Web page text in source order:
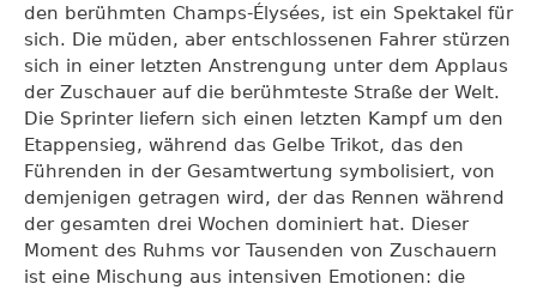
den berühmten Champs-Élysées, ist ein Spektakel für
sich. Die müden, aber entschlossenen Fahrer stürzen
sich in einer letzten Anstrengung unter dem Applaus
der Zuschauer auf die berühmteste Straße der Welt.
Die Sprinter liefern sich einen letzten Kampf um den
Etappensieg, während das Gelbe Trikot, das den
Führenden in der Gesamtwertung symbolisiert, von
demjenigen getragen wird, der das Rennen während
der gesamten drei Wochen dominiert hat. Dieser
Moment des Ruhms vor Tausenden von Zuschauern
ist eine Mischung aus intensiven Emotionen: die